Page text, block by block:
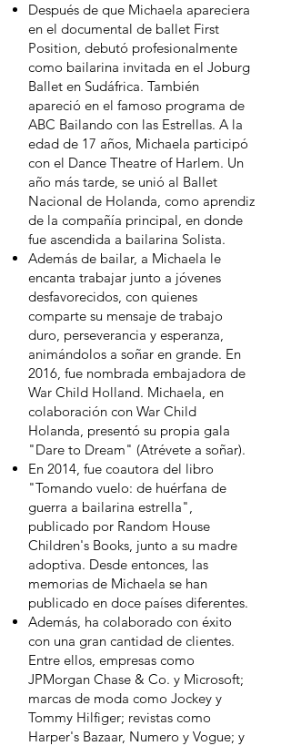
Después de que Michaela apareciera
en el documental de ballet First
Position, debutó profesionalmente
como bailarina invitada en el Joburg
Ballet en Sudáfrica. También
apareció en el famoso programa de
ABC Bailando con las Estrellas. A la
edad de 17 años, Michaela participó
con el Dance Theatre of Harlem. Un
año más tarde, se unió al Ballet
Nacional de Holanda, como aprendiz
de la compañía principal, en donde
fue ascendida a bailarina Solista.
Además de bailar, a Michaela le
encanta trabajar junto a jóvenes
desfavorecidos, con quienes
comparte su mensaje de trabajo
duro, perseverancia y esperanza,
animándolos a soñar en grande. En
2016, fue nombrada embajadora de
War Child Holland. Michaela, en
colaboración con War Child
Holanda, presentó su propia gala
"Dare to Dream" (Atrévete a soñar).
En 2014, fue coautora del libro
"Tomando vuelo: de huérfana de
guerra a bailarina estrella",
publicado por Random House
Children's Books, junto a su madre
adoptiva. Desde entonces, las
memorias de Michaela se han
publicado en doce países diferentes.
Además, ha colaborado con éxito
con una gran cantidad de clientes.
Entre ellos, empresas como
JPMorgan Chase & Co. y Microsoft;
marcas de moda como Jockey y
Tommy Hilfiger; revistas como
Harper's Bazaar, Numero y Vogue; y